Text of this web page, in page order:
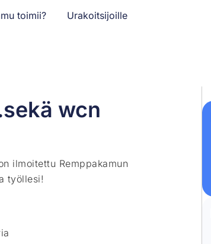
toimii? Urakoitsijoille
wcn
ilmoitettu Remppakamun
työllesi!